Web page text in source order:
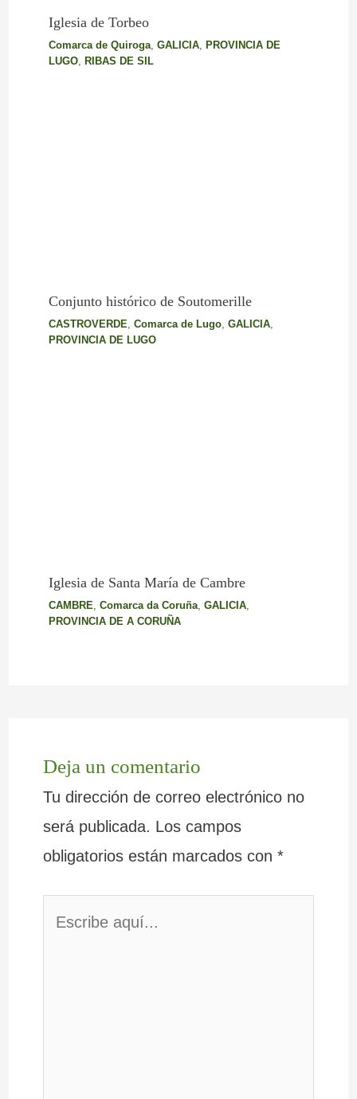
Iglesia de Torbeo
Comarca de Quiroga, GALICIA,
PROVINCIA DE
LUGO, RIBAS DE SIL
Conjunto histórico de Soutomerille
CASTROVERDE, Comarca de Lugo, GALICIA,
PROVINCIA DE LUGO
Iglesia de Santa María de Cambre
CAMBRE, Comarca da Coruña, GALICIA,
PROVINCIA DE A CORUÑA
Deja un comentario
Tu dirección de correo electrónico no
será publicada. Los campos
obligatorios están marcados con *